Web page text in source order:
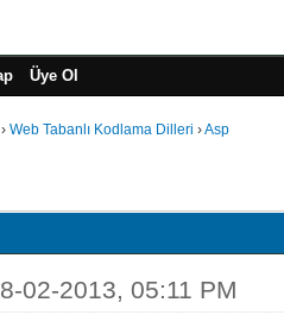
Üye Ol
› Web Tabanlı Kodlama Dilleri ›Asp
02-2013, 05:11 PM